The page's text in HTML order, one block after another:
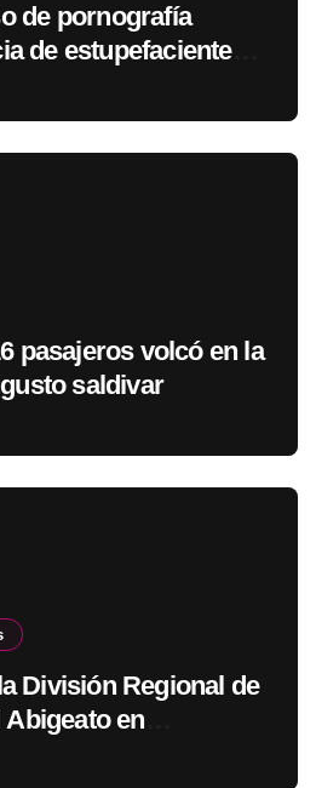
de pornografía
de estupefacientes
Mora
pasajeros volcó en la
saldivar
División Regional de
en